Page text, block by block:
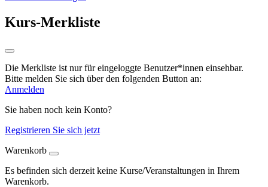
Kurs-Merkliste
Die Merkliste ist nur für eingeloggte Benutzer*innen einsehbar.
Bitte melden Sie sich über den folgenden Button an:
Anmelden
Sie haben noch kein Konto?
Registrieren Sie sich jetzt
Warenkorb
Es befinden sich derzeit keine Kurse/Veranstaltungen in Ihrem
Warenkorb.